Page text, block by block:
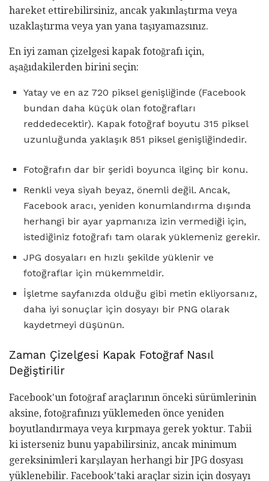
hareket ettirebilirsiniz, ancak yakınlaştırma veya
uzaklaştırma veya yan yana taşıyamazsınız.
En iyi zaman çizelgesi kapak fotoğrafı için,
aşağıdakilerden birini seçin:
Yatay ve en az 720 piksel genişliğinde (Facebook
bundan daha küçük olan fotoğrafları
reddedecektir). Kapak fotoğraf boyutu 315 piksel
uzunluğunda yaklaşık 851 piksel genişliğindedir.
Fotoğrafın dar bir şeridi boyunca ilginç bir konu.
Renkli veya siyah beyaz, önemli değil. Ancak,
Facebook aracı, yeniden konumlandırma dışında
herhangi bir ayar yapmanıza izin vermediği için,
istediğiniz fotoğrafı tam olarak yüklemeniz gerekir.
JPG dosyaları en hızlı şekilde yüklenir ve
fotoğraflar için mükemmeldir.
İşletme sayfanızda olduğu gibi metin ekliyorsanız,
daha iyi sonuçlar için dosyayı bir PNG olarak
kaydetmeyi düşünün.
Zaman Çizelgesi Kapak Fotoğraf Nasıl
Değiştirilir
Facebook'un fotoğraf araçlarının önceki sürümlerinin
aksine, fotoğrafınızı yüklemeden önce yeniden
boyutlandırmaya veya kırpmaya gerek yoktur. Tabii
ki isterseniz bunu yapabilirsiniz, ancak minimum
gereksinimleri karşılayan herhangi bir JPG dosyası
yüklenebilir. Facebook'taki araçlar sizin için dosyayı